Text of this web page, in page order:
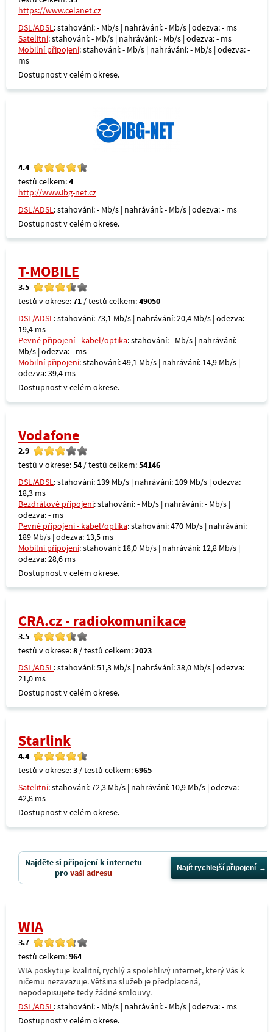
https://www.celanet.cz
DSL/ADSL: stahování: - Mb/s | nahrávání: - Mb/s | odezva: - ms
Satelitní: stahování: - Mb/s | nahrávání: - Mb/s | odezva: - ms
Mobilní připojení: stahování: - Mb/s | nahrávání: - Mb/s | odezva: -
ms
Dostupnost v celém okrese.
4.4
testů celkem:4
http://www.ibg-net.cz
DSL/ADSL: stahování: - Mb/s | nahrávání: - Mb/s | odezva: - ms
Dostupnost v celém okrese.
T-MOBILE
3.5
testů v okrese:71 / testů celkem:49050
DSL/ADSL: stahování: 73,1 Mb/s | nahrávání: 20,4 Mb/s | odezva:
19,4 ms
Pevné připojení - kabel/optika: stahování: - Mb/s | nahrávání: -
Mb/s | odezva: - ms
Mobilní připojení: stahování: 49,1 Mb/s | nahrávání: 14,9 Mb/s |
odezva: 39,4 ms
Dostupnost v celém okrese.
Vodafone
2.9
testů v okrese:54 / testů celkem:54146
DSL/ADSL: stahování: 139 Mb/s | nahrávání: 109 Mb/s | odezva:
18,3 ms
Bezdrátové připojení: stahování: - Mb/s | nahrávání: - Mb/s |
odezva: - ms
Pevné připojení - kabel/optika: stahování: 470 Mb/s | nahrávání:
189 Mb/s | odezva: 13,5 ms
Mobilní připojení: stahování: 18,0 Mb/s | nahrávání: 12,8 Mb/s |
odezva: 28,6 ms
Dostupnost v celém okrese.
CRA.cz - radiokomunikace
3.5
testů v okrese:8 / testů celkem:2023
DSL/ADSL: stahování: 51,3 Mb/s | nahrávání: 38,0 Mb/s | odezva:
21,0 ms
Dostupnost v celém okrese.
Starlink
4.4
testů v okrese:3 / testů celkem:6965
Satelitní: stahování: 72,3 Mb/s | nahrávání: 10,9 Mb/s | odezva:
42,8 ms
Dostupnost v celém okrese.
Najděte si připojení k internetu
provaši adresu Najít rychlejší připojení
WIA
3.7
testů celkem:964
WIA poskytuje kvalitní, rychlý a spolehlivý internet, který Vás k
ničemu nezavazuje. Většina služeb je předplacená,
nepodepisujete tedy žádné smlouvy.
DSL/ADSL: stahování: - Mb/s | nahrávání: - Mb/s | odezva: - ms
Dostupnost v celém okrese.